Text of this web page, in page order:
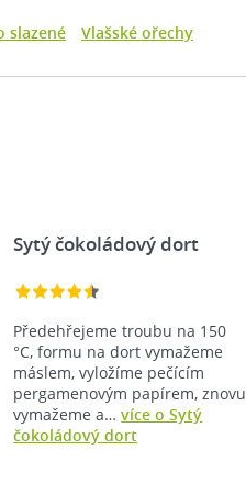
slazené Vlašské ořechy
Sytý čokoládový dort
Předehřejeme troubu na 150
°C, formu na dort vymažeme
máslem, vyložíme pečícím
pergamenovým papírem, znovu
vymažeme a…více o Sytý
čokoládový dort